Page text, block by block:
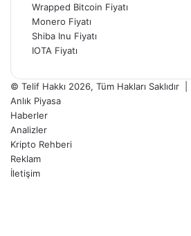
Wrapped Bitcoin Fiyatı
Monero Fiyatı
Shiba Inu Fiyatı
IOTA Fiyatı
© Telif Hakkı 2026, Tüm Hakları Saklıdır |
Anlık Piyasa
Haberler
Analizler
Kripto Rehberi
Reklam
İletişim